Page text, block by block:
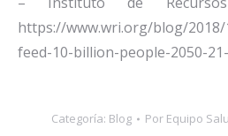
https://www.wri.org/blog/
feed-10-billion-people-2050-
Categoría: Blog Por Equipo